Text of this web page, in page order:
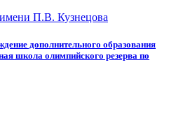
П.В. Кузнецова
дополнительного образования
школа олимпийского резерва по